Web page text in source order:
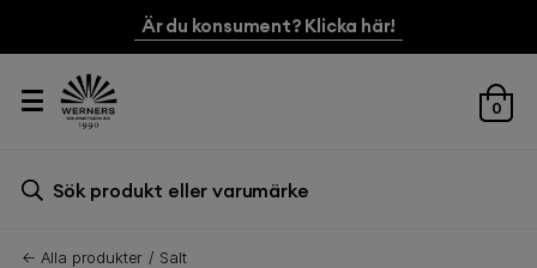
Är du konsument? Klicka här!
0
Sök
← Alla produkter Salt